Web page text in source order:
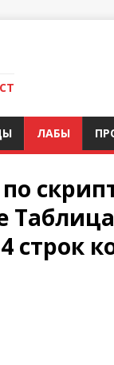
ЛАБЫ
строк